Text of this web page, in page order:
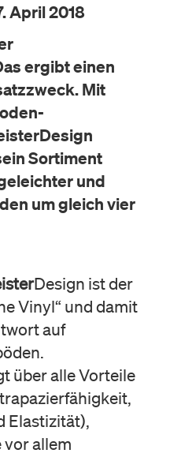
April 2018
ergibt einen
Mit
Sortiment
und
um gleich vier
Design ist der
Vinyl“ und damit
auf
über alle Vorteile
Elastizität),
vor allem